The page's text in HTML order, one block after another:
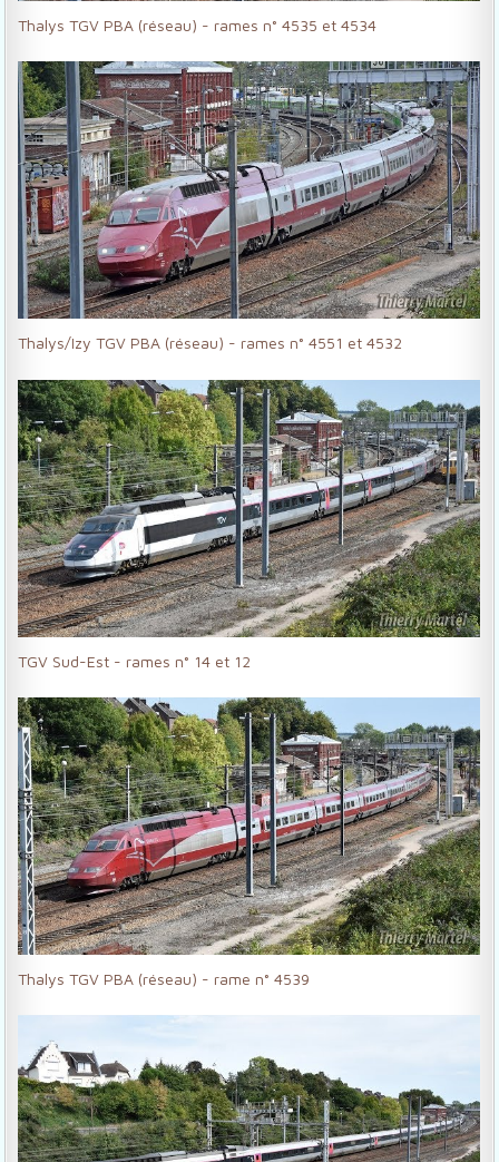
Thalys TGV PBA (réseau) - rames n° 4535 et 4534
Thalys/Izy TGV PBA (réseau) - rames n° 4551 et 4532
TGV Sud-Est - rames n° 14 et 12
Thalys TGV PBA (réseau) - rame n° 4539